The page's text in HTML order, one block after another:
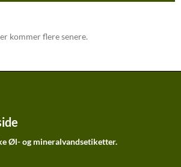
kommer flere senere.
Øl- og mineralvandsetiketter.